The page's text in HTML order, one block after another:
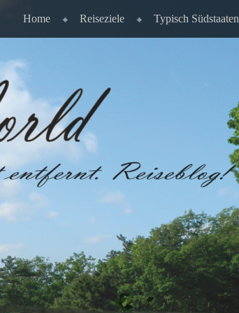
Home Reiseziele Typisch Südstaaten